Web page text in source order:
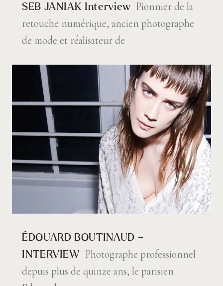
SEB JANIAK Interview Pionnier de la
retouche numérique, ancien photographe
de mode et réalisateur de
ÉDOUARD BOUTINAUD –
INTERVIEW
Photographe professionnel
depuis plus de quinze ans, le parisien